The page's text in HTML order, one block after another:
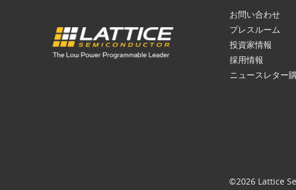
お問い合わせ
プレスルーム
投資家情報
採用情報
ニュースレター
©2026 Lattice